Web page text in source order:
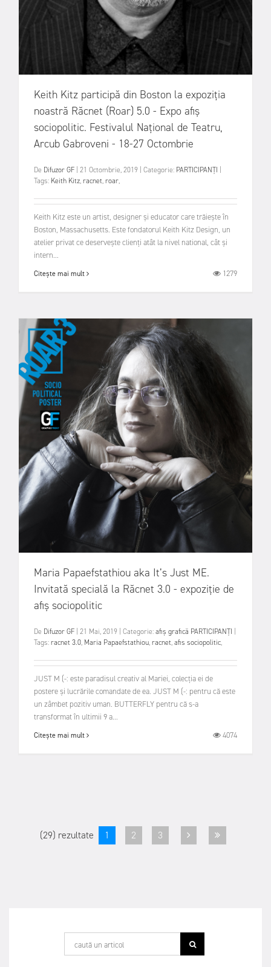
Keith Kitz participă din Boston la expoziția
noastră Răcnet (Roar) 5.0 - Expo afiș
sociopolitic. Festivalul Național de Teatru,
Arcub Gabroveni - 18-27 Octombrie
De Difuzor GF 21 Octombrie, 2019 Categorie: PARTICIPANȚI
Tags: Keith Kitz,racnet,roar,
Keith Kitz este un artist, designer și educator care trăiește în
Boston, Massachusetts. Este fondatorul Keith Kitz Design, un
atelier privat ce deservește clienți atât la nivel national, cât și
intern...
Citește mai mult 1279
Maria Papaefstathiou aka It’s Just ME.
Invitată specială la Răcnet 3.0 - expoziție de
afiș sociopolitic
De Difuzor GF 21 Mai, 2019 Categorie:afiș grafică PARTICIPANȚI
Tags:racnet 3.0, Maria Papaefstathiou,racnet,afis sociopolitic,
JUST M (-: este paradisul creativ al Mariei, colecția ei de
postere și lucrările comandate de ea. JUST M (-: pentru că este
un zâmbet pozitiv uman. BUTTERFLY pentru că s-a
transformat în ultimii 9 a...
Citește mai mult 4074
(29) rezultate 1 2 3